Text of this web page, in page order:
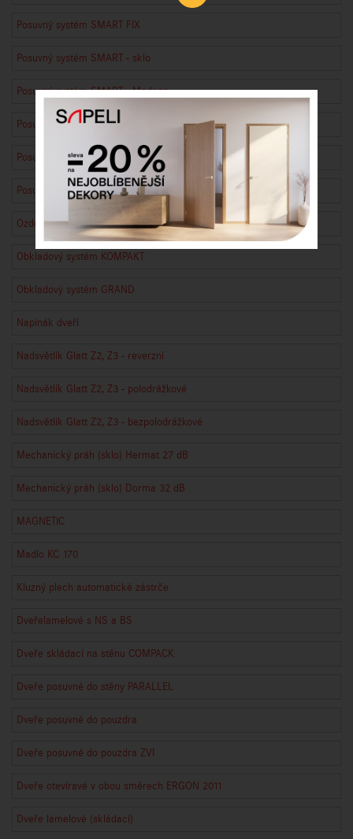
Posuvný systém SMART FIX
Posuvný systém SMART - sklo
Posuvný systém SMART - Modena
Posuvný systém SMART - dřevo
Posuvný systém MINIMA 2 - sklo
Posuvný systém MINIMA 2 - dřevo
Ozdobná římsa zárubně
Obkladový systém KOMPAKT
Obkladový systém GRAND
Napínák dveří
Nadsvětlík Glatt Z2, Z3 - reverzní
Nadsvětlík Glatt Z2, Z3 - polodrážkové
Nadsvětlík Glatt Z2, Z3 - bezpolodrážkové
Mechanický práh (sklo) Hermat 27 dB
Mechanický práh (sklo) Dorma 32 dB
MAGNETIC
Madlo KC 170
Kluzný plech automatické zástrče
Dveřelamelové s NS a BS
Dveře skládací na stěnu COMPACK
Dveře posuvné do stěny PARALLEL
Dveře posuvné do pouzdra
Dveře posuvné do pouzdra ZVI
Dveře otevíravé v obou směrech ERGON 2011
Dveře lamelové (skládací)